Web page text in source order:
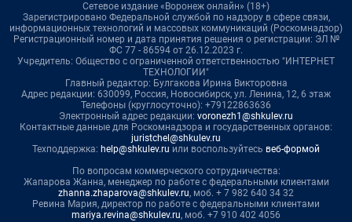
Сетевое издание «Воронеж онлайн» (18+)
Зарегистрировано Федеральной службой по надзору в сфере связи,
информационных технологий и массовых коммуникаций (Роскомнадзор)
Регистрационный номер и дата принятия решения о регистрации: ЭЛ №
ФС 77 - 86594 от 26.12.2023 г.
Учредитель: Общество с ограниченной ответственностью "ИНТЕРНЕТ
ТЕХНОЛОГИИ"
Главный редактор: Булгакова Ирина Викторовна
Адрес редакции: 630099, Россия, Новосибирск, ул. Ленина, 12, 6 этаж
Телефоны (круглосуточно): +79122863636
Электронный адрес редакции: voronezh1@shkulev.ru
Контактные данные для Роскомнадзора и государственных органов:
juristchel@shkulev.ru
Техподдержка: help@shkulev.ru или воспользуйтесь веб-формой
По вопросам коммерческого сотрудничества:
Жапарова Жанна, менеджер по работе с федеральными клиентами
zhanna.zhaparova@shkulev.ru, моб. + 7 982 640 34 32
Ревина Мария, директор по работе с федеральными клиентами
mariya.revina@shkulev.ru, моб. +7 910 402 4056